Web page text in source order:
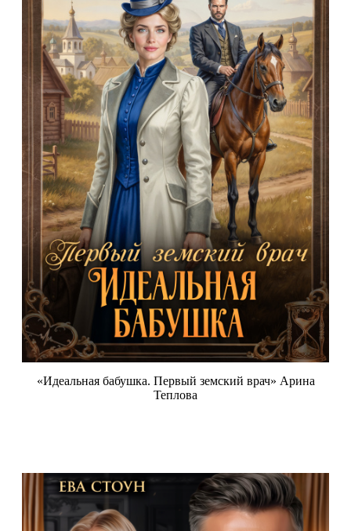
«Идеальная бабушка. Первый земский врач» Арина
Теплова